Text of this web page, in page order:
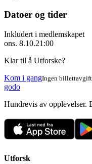
Datoer og tider
Inkludert i medlemskapet
ons. 8.10.21:00
Klar til å Utforske?
Kom i gangIngen
godo
Hundrevis av opplevelser.
Utforsk